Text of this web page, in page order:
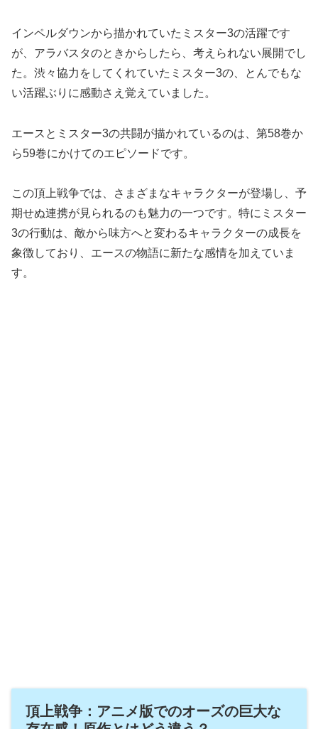
インペルダウンから描かれていたミスター3の活躍です
が、アラバスタのときからしたら、考えられない展開でし
た。渋々協力をしてくれていたミスター3の、とんでもな
い活躍ぶりに感動さえ覚えていました。
エースとミスター3の共闘が描かれているのは、第58巻か
ら59巻にかけてのエピソードです。
この頂上戦争では、さまざまなキャラクターが登場し、予
期せぬ連携が見られるのも魅力の一つです。特にミスター
3の行動は、敵から味方へと変わるキャラクターの成長を
象徴しており、エースの物語に新たな感情を加えていま
す。
頂上戦争：アニメ版でのオーズの巨大な